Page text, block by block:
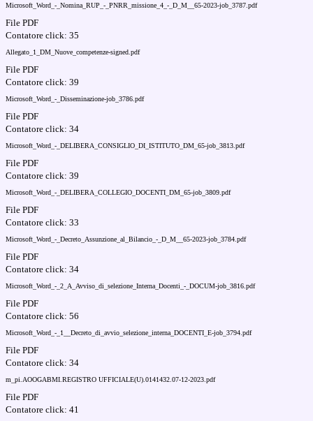
Microsoft_Word_-_Nomina_RUP_-_PNRR_missione_4_-_D_M__65-2023-job_3787.pdf
File PDF
Contatore click: 35
Allegato_1_DM_Nuove_competenze-signed.pdf
File PDF
Contatore click: 39
Microsoft_Word_-_Disseminazione-job_3786.pdf
File PDF
Contatore click: 34
Microsoft_Word_-_DELIBERA_CONSIGLIO_DI_ISTITUTO_DM_65-job_3813.pdf
File PDF
Contatore click: 39
Microsoft_Word_-_DELIBERA_COLLEGIO_DOCENTI_DM_65-job_3809.pdf
File PDF
Contatore click: 33
Microsoft_Word_-_Decreto_Assunzione_al_Bilancio_-_D_M__65-2023-job_3784.pdf
File PDF
Contatore click: 34
Microsoft_Word_-_2_A_Avviso_di_selezione_Interna_Docenti_-_DOCUM-job_3816.pdf
File PDF
Contatore click: 56
Microsoft_Word_-_1__Decreto_di_avvio_selezione_interna_DOCENTI_E-job_3794.pdf
File PDF
Contatore click: 34
m_pi.AOOGABMI.REGISTRO UFFICIALE(U).0141432.07-12-2023.pdf
File PDF
Contatore click: 41